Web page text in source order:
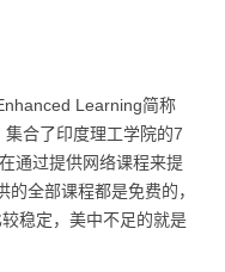
Learning简称
合了印度理工学院的7
通过提供网络课程来提
全部课程都是免费的，
稳定，美中不足的就是